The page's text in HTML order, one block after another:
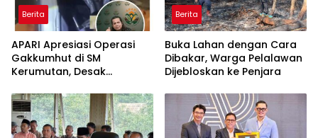
Berita
APARI Apresiasi Operasi
Gakkumhut di SM
Kerumutan, Desak
Jaringan Pembalak Liar
Berita
Buka Lahan dengan Cara
Dibakar, Warga Pelalawan
Dijebloskan ke Penjara